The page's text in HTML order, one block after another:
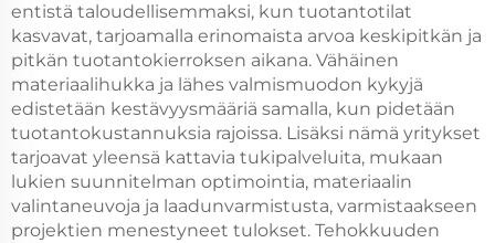
entistä taloudellisemmaksi, kun tuotantotilat
kasvavat, tarjoamalla erinomaista arvoa keskipitkän ja
pitkän tuotantokierroksen aikana. Vähäinen
materiaalihukka ja lähes valmismuodon kykyjä
edistetään kestävyysmääriä samalla, kun pidetään
tuotantokustannuksia rajoissa. Lisäksi nämä yritykset
tarjoavat yleensä kattavia tukipalveluita, mukaan
lukien suunnitelman optimointia, materiaalin
valintaneuvoja ja laadunvarmistusta, varmistaakseen
projektien menestyneet tulokset. Tehokkuuden